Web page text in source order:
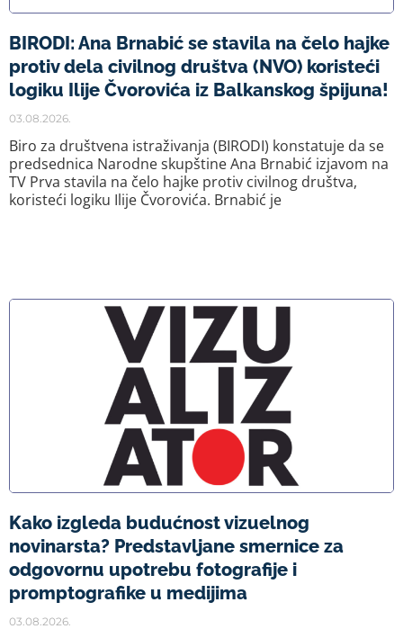
BIRODI: Ana Brnabić se stavila na čelo hajke
protiv dela civilnog društva (NVO) koristeći
logiku Ilije Čvorovića iz Balkanskog špijuna!
03.08.2026.
Biro za društvena istraživanja (BIRODI) konstatuje da se
predsednica Narodne skupštine Ana Brnabić izjavom na
TV Prva stavila na čelo hajke protiv civilnog društva,
koristeći logiku Ilije Čvorovića. Brnabić je
Kako izgleda budućnost vizuelnog
novinarsta? Predstavljane smernice za
odgovornu upotrebu fotografije i
promptografike u medijima
03.08.2026.